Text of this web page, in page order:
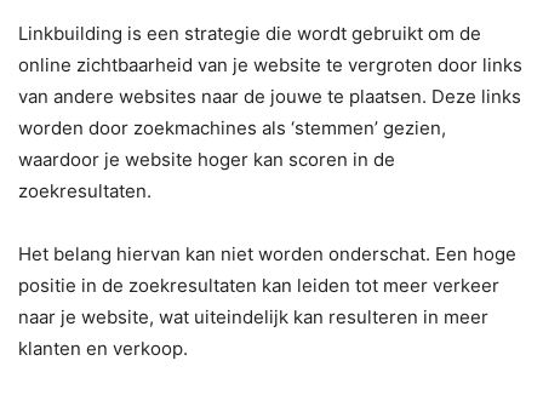
Linkbuilding is een strategie die wordt gebruikt om de
online zichtbaarheid van je website te vergroten door links
van andere websites naar de jouwe te plaatsen. Deze links
worden door zoekmachines als ‘stemmen’ gezien,
waardoor je website hoger kan scoren in de
zoekresultaten.
Het belang hiervan kan niet worden onderschat. Een hoge
positie in de zoekresultaten kan leiden tot meer verkeer
naar je website, wat uiteindelijk kan resulteren in meer
klanten en verkoop.